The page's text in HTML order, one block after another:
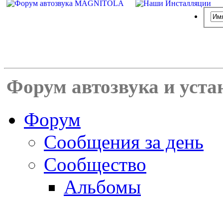
Форум автозвука и
Форум
Сообщения за день
Сообщество
Альбомы